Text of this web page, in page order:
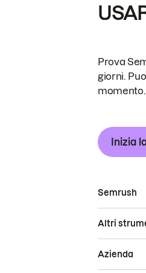
Prova
giorni.
momento.
Inizia
Semrush
Altri
Azienda